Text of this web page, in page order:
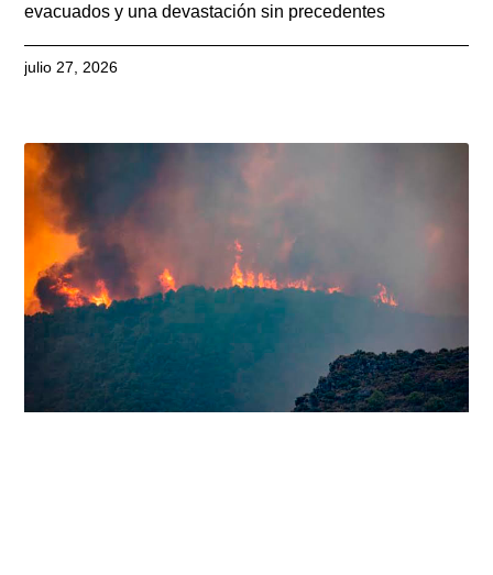
evacuados y una devastación sin precedentes
julio 27, 2026